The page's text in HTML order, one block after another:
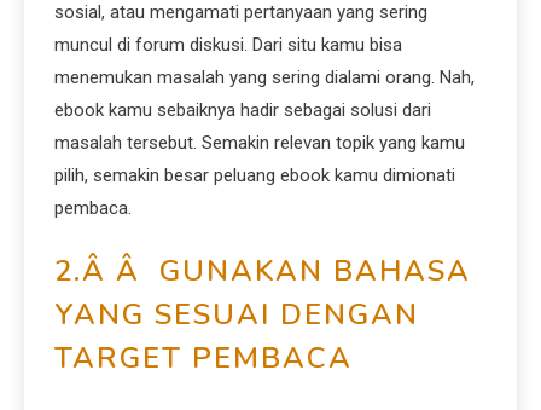
sosial, atau mengamati pertanyaan yang sering
muncul di forum diskusi. Dari situ kamu bisa
menemukan masalah yang sering dialami orang. Nah,
ebook kamu sebaiknya hadir sebagai solusi dari
masalah tersebut. Semakin relevan topik yang kamu
pilih, semakin besar peluang ebook kamu dimionati
pembaca.
2.Â Â GUNAKAN BAHASA
YANG SESUAI DENGAN
TARGET PEMBACA